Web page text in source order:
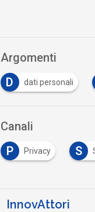
Argomenti
D
dati personali
Canali
P
Privacy S
InnovAttori